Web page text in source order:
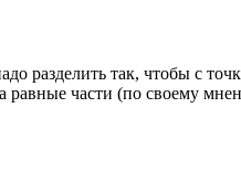
разделить так, чтобы с
равные части (по своему